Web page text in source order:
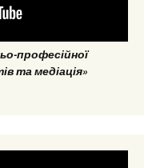
професійної
та медіація»